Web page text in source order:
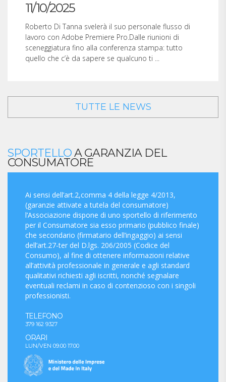
11/10/2025
Roberto Di Tanna svelerà il suo personale flusso di
lavoro con Adobe Premiere Pro.Dalle riunioni di
sceneggiatura fino alla conferenza stampa: tutto
quello che c’è da sapere se qualcuno ti ...
TUTTE LE NEWS
SPORTELLOA GARANZIA DEL
CONSUMATORE
Ai sensi dell’art.2,comma 4 della legge 4/2013,
(garanzie attivate a tutela del consumatore)
l’Associazione dispone di uno sportello di riferimento
per il Consumatore sia esso primario (pubblico finale)
che secondario (firmatario dell’ingaggio) ai sensi
dell’art.27-ter del D.lgs. 206/2005 (Codice del
Consumo), al fine di ottenere informazioni relative
all’attività professionale in generale e agli standard
qualitativi richiesti agli iscritti, nonché segnalare
eventuali reclami in caso di contenzioso con i singoli
professionisti.
TELEFONO
379 162 9327
ORARI
LUN/VEN 09.00 17.00